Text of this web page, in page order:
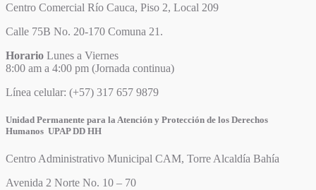
Centro Comercial Río Cauca, Piso 2, Local 209
Calle 75B No. 20-170 Comuna 21.
Horario Lunes a Viernes
8:00 am a 4:00 pm (Jornada continua)
Línea celular: (+57) 317 657 9879
Unidad Permanente para la Atención y Protección de los Derechos
Humanos UPAP DD HH
Centro Administrativo Municipal CAM, Torre Alcaldía Bahía
Avenida 2 Norte No. 10 – 70